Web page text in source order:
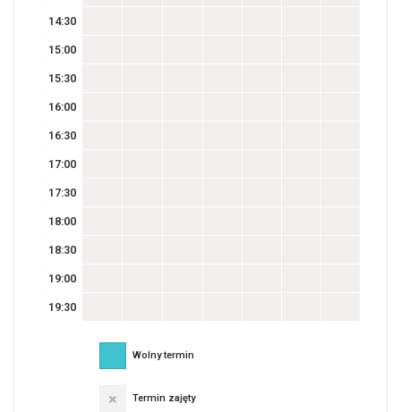
14:30
15:00
15:30
16:00
16:30
17:00
17:30
18:00
18:30
19:00
19:30
Wolny termin
Termin zajęty